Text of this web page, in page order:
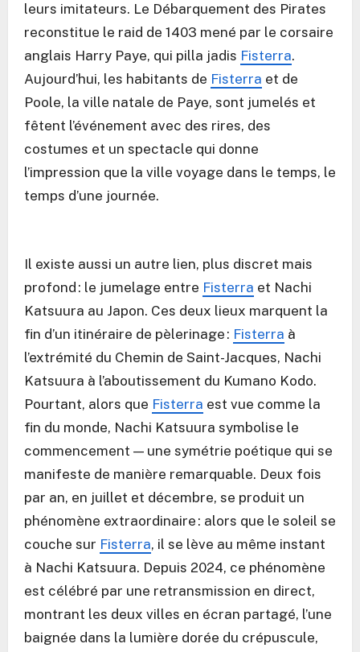
leurs imitateurs. Le Débarquement des Pirates
reconstitue le raid de 1403 mené par le corsaire
anglais Harry Paye, qui pilla jadis Fisterra.
Aujourd’hui, les habitants de Fisterra et de
Poole, la ville natale de Paye, sont jumelés et
fêtent l’événement avec des rires, des
costumes et un spectacle qui donne
l’impression que la ville voyage dans le temps, le
temps d’une journée.
Il existe aussi un autre lien, plus discret mais
profond : le jumelage entre Fisterra et Nachi
Katsuura au Japon. Ces deux lieux marquent la
fin d’un itinéraire de pèlerinage : Fisterra à
l’extrémité du Chemin de Saint-Jacques, Nachi
Katsuura à l’aboutissement du Kumano Kodo.
Pourtant, alors que Fisterra est vue comme la
fin du monde, Nachi Katsuura symbolise le
commencement — une symétrie poétique qui se
manifeste de manière remarquable. Deux fois
par an, en juillet et décembre, se produit un
phénomène extraordinaire : alors que le soleil se
couche sur Fisterra, il se lève au même instant
à Nachi Katsuura. Depuis 2024, ce phénomène
est célébré par une retransmission en direct,
montrant les deux villes en écran partagé, l’une
baignée dans la lumière dorée du crépuscule,